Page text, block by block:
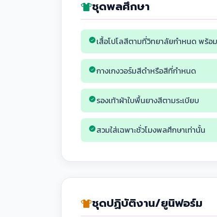
ชุดพลศึกษา
เสื้อโปโลสีตามที่วิทยาลัยกำหนด พร้อ
กางเกงวอร์มสีดำหรือสีที่กำหนด
รองเท้าผ้าใบพื้นยางสีตามระเบียบ
สวมใส่เฉพาะชั่วโมงพลศึกษาเท่านั้น
ชุดปฏิบัติงาน/ยูนิฟอร์ม